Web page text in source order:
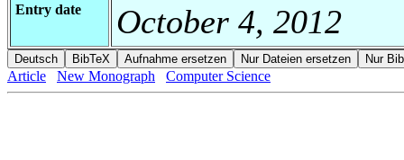
Entry date October 4, 2012
Article New Monograph Computer Science